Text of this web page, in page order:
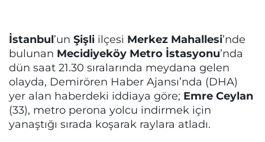
İstanbul’un Şişli ilçesi Merkez Mahallesi’nde
bulunan Mecidiyeköy Metro İstasyonu’nda
dün saat 21.30 sıralarında meydana gelen
olayda, Demirören Haber Ajansı’nda (DHA)
yer alan haberdeki iddiaya göre; Emre Ceylan
(33), metro perona yolcu indirmek için
yanaştığı sırada koşarak raylara atladı.